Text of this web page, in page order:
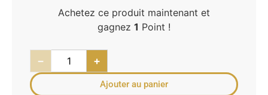
Achetez ce produit maintenant et
gagnez 1 Point !
− +
Ajouter au panier